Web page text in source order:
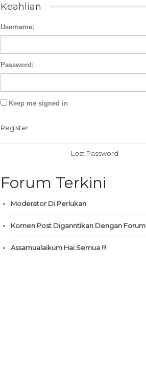
Keahlian
Username:
Password:
Keep me signed in
Register
Lost Password
Forum Terkini
Moderator Di Perlukan
Komen Post Diganntikan Dengan Forum
Assamualaikum Hai Semua !!!